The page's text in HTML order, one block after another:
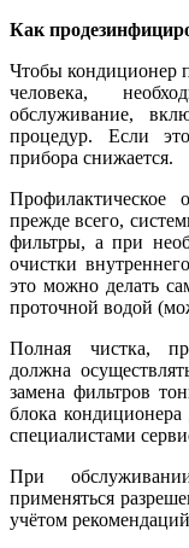
Как
Чтобы кондиционер
человека,
обслуживание,
процедур. Если
прибора снижается.
Профилактическое
прежде всего,
фильтры, а при
очистки
это можно делать
проточной водой
Полная чистка,
должна
замена фильтров
блока
специалистами
При
применяться
учётом